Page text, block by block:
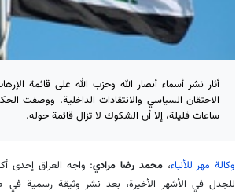
أثار نشر أسماء أنصار الله وحزب الله على قائمة
الاحتقان السياسي والانتقادات الداخلية. ووصفت
ساعات قليلة، إلا أن الشكوك لا تزال قائمة حوله.
وكالة مهر للأنباء، محمد رضا مرادي: واجه العراق إحدى
للجدل في الأشهر الأخيرة، بعد نشر وثيقة رسمية في